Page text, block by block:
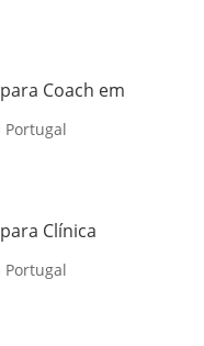
Coach em
Clínica